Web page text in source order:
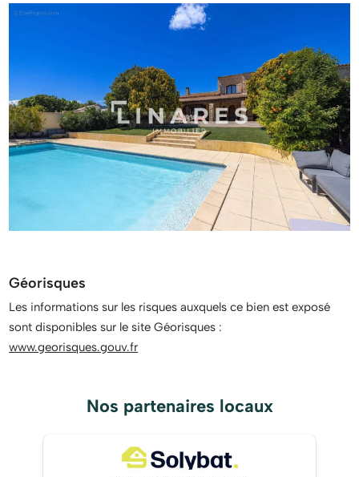
Géorisques
Les informations sur les risques auxquels ce bien est exposé
sont disponibles sur le site Géorisques :
www.georisques.gouv.fr
Nos partenaires locaux